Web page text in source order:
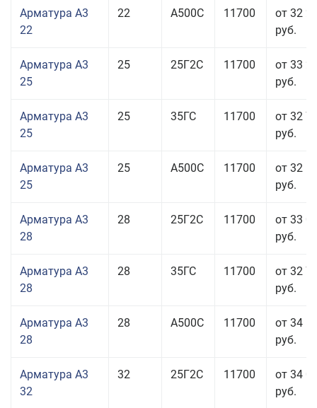
Арматура А3
22
22 А500С 11700
от 32
руб.
Арматура А3
25
25 25Г2С 11700
от 33
руб.
Арматура А3
25
25 35ГС 11700
от 32
руб.
Арматура А3
25
25 А500С 11700
от 32
руб.
Арматура А3
28
28 25Г2С 11700
от 33
руб.
Арматура А3
28
28 35ГС 11700
от 32
руб.
Арматура А3
28
28 А500С 11700
от 34
руб.
Арматура А3
32
32 25Г2С 11700
от 34
руб.